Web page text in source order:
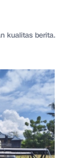
kualitas berita.